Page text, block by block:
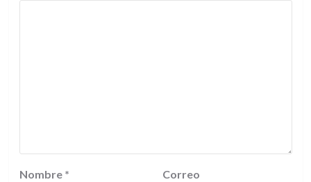
Nombre *
Correo